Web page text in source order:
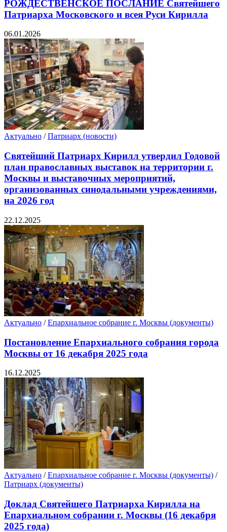
РОЖДЕСТВЕНСКОЕ ПОСЛАНИЕ Святейшего
Патриарха Московского и всея Руси Кирилла
06.01.2026
Актуально /Патриарх (новости)
Святейший Патриарх Кирилл утвердил Годовой
план православных выставок на территории г.
Москвы и выставочных мероприятий,
организованных синодальными учреждениями,
на 2026 год
22.12.2025
Актуально /Епархиальное собрание г. Москвы (документы)
Постановление Епархиального собрания города
Москвы от 16 декабря 2025 года
16.12.2025
Актуально /Епархиальное собрание г. Москвы (документы) /
Патриарх (документы)
Доклад Святейшего Патриарха Кирилла на
Епархиальном собрании г. Москвы (16 декабря
2025 года)